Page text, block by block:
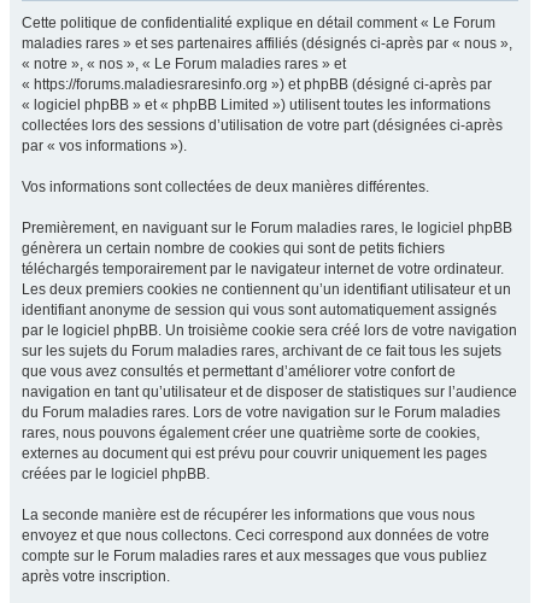
Cette politique de confidentialité explique en détail comment « Le Forum
maladies rares » et ses partenaires affiliés (désignés ci-après par « nous »,
« notre », « nos », « Le Forum maladies rares » et
« https://forums.maladiesraresinfo.org ») et phpBB (désigné ci-après par
« logiciel phpBB » et « phpBB Limited ») utilisent toutes les informations
collectées lors des sessions d’utilisation de votre part (désignées ci-après
par « vos informations »).
Vos informations sont collectées de deux manières différentes.
Premièrement, en naviguant sur le Forum maladies rares, le logiciel phpBB
génèrera un certain nombre de cookies qui sont de petits fichiers
téléchargés temporairement par le navigateur internet de votre ordinateur.
Les deux premiers cookies ne contiennent qu’un identifiant utilisateur et un
identifiant anonyme de session qui vous sont automatiquement assignés
par le logiciel phpBB. Un troisième cookie sera créé lors de votre navigation
sur les sujets du Forum maladies rares, archivant de ce fait tous les sujets
que vous avez consultés et permettant d’améliorer votre confort de
navigation en tant qu’utilisateur et de disposer de statistiques sur l’audience
du Forum maladies rares. Lors de votre navigation sur le Forum maladies
rares, nous pouvons également créer une quatrième sorte de cookies,
externes au document qui est prévu pour couvrir uniquement les pages
créées par le logiciel phpBB.
La seconde manière est de récupérer les informations que vous nous
envoyez et que nous collectons. Ceci correspond aux données de votre
compte sur le Forum maladies rares et aux messages que vous publiez
après votre inscription.